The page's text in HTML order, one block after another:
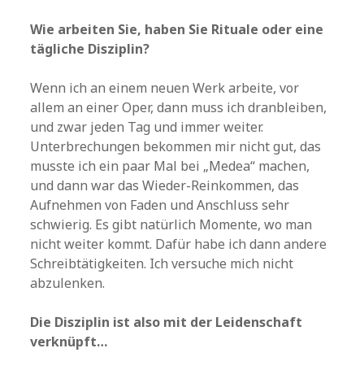
Wie arbeiten Sie, haben Sie Rituale oder eine
tägliche Disziplin?
Wenn ich an einem neuen Werk arbeite, vor
allem an einer Oper, dann muss ich dranbleiben,
und zwar jeden Tag und immer weiter.
Unterbrechungen bekommen mir nicht gut, das
musste ich ein paar Mal bei „Medea“ machen,
und dann war das Wieder-Reinkommen, das
Aufnehmen von Faden und Anschluss sehr
schwierig. Es gibt natürlich Momente, wo man
nicht weiter kommt. Dafür habe ich dann andere
Schreibtätigkeiten. Ich versuche mich nicht
abzulenken.
Die Disziplin ist also mit der Leidenschaft
verknüpft…